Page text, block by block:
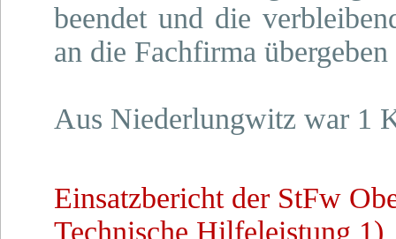
beendet und die
an die Fachfirma
Aus Niederlungwitz war 1
Einsatzbericht der StFw
Technische Hilfeleistung 1)